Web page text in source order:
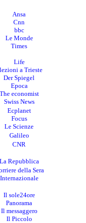
Ansa
Cnn
bbc
Le Monde
Times
Life
a Trieste
Der Spiegel
Epoca
economist
Swiss News
Ecplanet
Focus
Le Scienze
Galileo
CNR
Repubblica
della Sera
Internazionale
Il sole24ore
Panorama
Il messaggero
Il Piccolo